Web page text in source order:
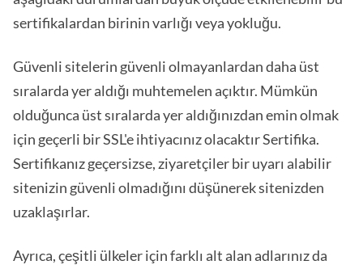
sertifikalardan birinin varlığı veya yokluğu.
Güvenli sitelerin güvenli olmayanlardan daha üst
sıralarda yer aldığı muhtemelen açıktır. Mümkün
olduğunca üst sıralarda yer aldığınızdan emin olmak
için geçerli bir SSL'e ihtiyacınız olacaktır Sertifika.
Sertifikanız geçersizse, ziyaretçiler bir uyarı alabilir
sitenizin güvenli olmadığını düşünerek sitenizden
uzaklaşırlar.
Ayrıca, çeşitli ülkeler için farklı alt alan adlarınız da